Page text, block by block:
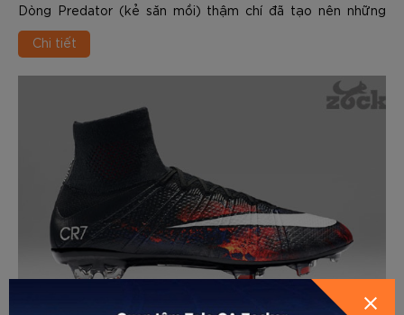
Dòng Predator (kẻ săn mồi) thậm chí đã tạo nên những
thay đổi lớn lao trong ngành công ngh...
Chi tiết